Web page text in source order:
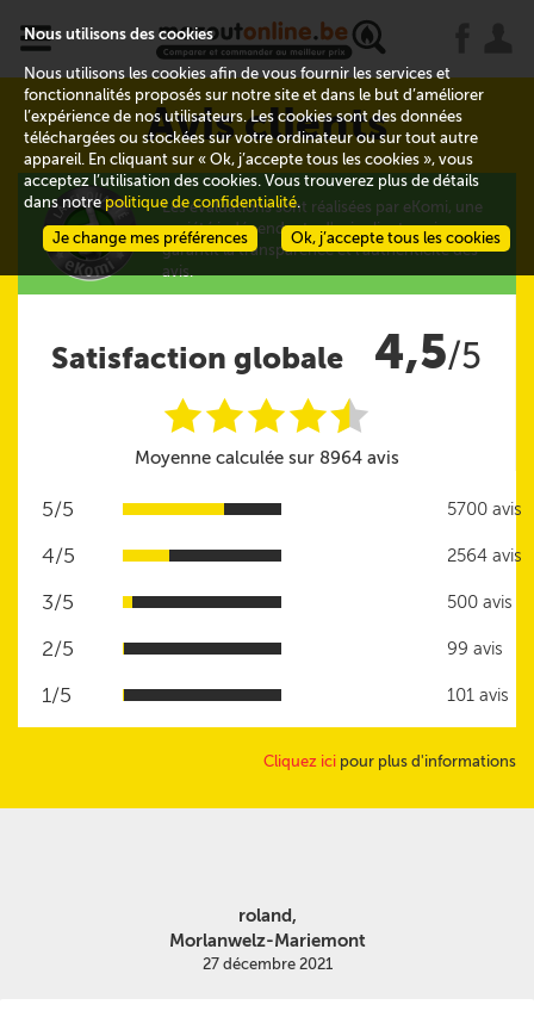
x
Avis clients
Les évaluations sont réalisées par eKomi, une
société indépendante d'avis clients qui
garantit la transparence et l'authenticité des
avis.
Satisfaction globale 4,5/5
iiiii
@
Moyenne calculée sur 8964 avis
5/5 5700 avis
4/5 2564 avis
3/5 500 avis
2/5 99 avis
1/5 101 avis
Cliquez ici pour plus d'informations
roland,
Morlanwelz-Mariemont
27 décembre 2021
Nous utilisons des cookies
Nous utilisons les cookies afin de vous fournir les services et
fonctionnalités proposés sur notre site et dans le but d’améliorer
l’expérience de nos utilisateurs. Les cookies sont des données
téléchargées ou stockées sur votre ordinateur ou sur tout autre
appareil. En cliquant sur « Ok, j’accepte tous les cookies », vous
acceptez l’utilisation des cookies. Vous trouverez plus de détails
dans notrepolitique de confidentialité.
Ok, j’accepte tous les cookies
Je change mes préférences